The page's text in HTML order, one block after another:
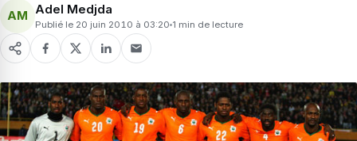
AM Adel Medjda
Publié le 20 juin 2010 à 03:20 1 min de lecture